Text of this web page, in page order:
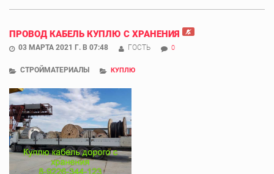
ПРОВОД КАБЕЛЬ КУПЛЮ С ХРАНЕНИЯ
03 МАРТА 2021 Г. В 07:48 ГОСТЬ 0
СТРОЙМАТЕРИАЛЫ КУПЛЮ